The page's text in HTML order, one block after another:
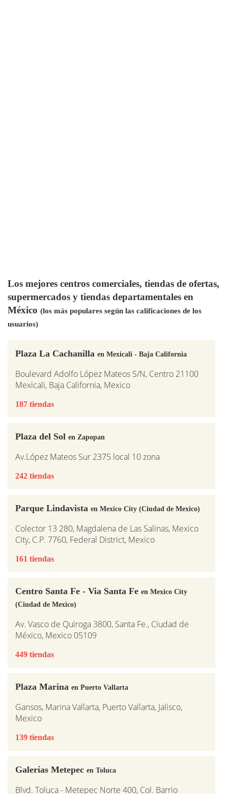
Los mejores centros comerciales, tiendas de ofertas,
supermercados y tiendas departamentales en
México (los más populares según las calificaciones de los
usuarios)
Plaza La Cachanilla en Mexicali - Baja California
Boulevard Adolfo López Mateos S/N, Centro 21100
Mexicali, Baja California, Mexico
187 tiendas
Plaza del Sol en Zapopan
Av.López Mateos Sur 2375 local 10 zona
242 tiendas
Parque Lindavista en Mexico City (Ciudad de Mexico)
Colector 13 280, Magdalena de Las Salinas, Mexico
City, C.P. 7760, Federal District, Mexico
161 tiendas
Centro Santa Fe - Via Santa Fe en Mexico City
(Ciudad de Mexico)
Av. Vasco de Quiroga 3800, Santa Fe., Ciudad de
México, Mexico 05109
449 tiendas
Plaza Marina en Puerto Vallarta
Gansos, Marina Vallarta, Puerto Vallarta, Jalisco,
Mexico
139 tiendas
Galerías Metepec en Toluca
Blvd. Toluca - Metepec Norte 400, Col. Barrio